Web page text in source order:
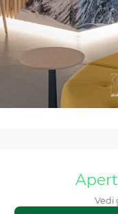
Orari e Vedi